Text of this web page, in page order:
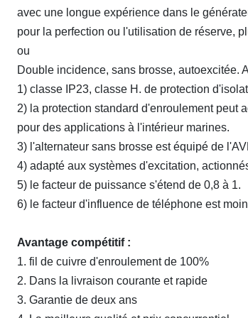
avec une longue expérience dans le
pour la perfection ou l'utilisation de réserve,
ou
Double incidence, sans brosse, autoexcitée.
1) classe IP23, classe H. de protection
2) la protection standard d'enroulement peut
pour des applications à l'intérieur marines.
3) l'alternateur sans brosse est équipé de
4) adapté aux systèmes d'excitation,
5) le facteur de puissance s'étend de 0,8 à 1.
6) le facteur d'influence de téléphone est
Avantage compétitif :
1. fil de cuivre d'enroulement de 100%
2. Dans la livraison courante et rapide
3. Garantie de deux ans